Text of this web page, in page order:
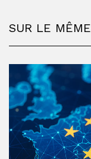
SUR LE MÊME